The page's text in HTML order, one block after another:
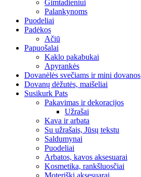
Gimtadieniui
Palankynoms
Puodeliai
Padėkos
Ačiū
Papuošalai
Kaklo pakabukai
Apyrankės
Dovanėlės svečiams ir mini dovanos
Dovanų dėžutės, maišeliai
Susikurk Pats
Pakavimas ir dekoracijos
Užrašai
Kava ir arbata
Su užrašais, Jūsų tekstu
Saldumynai
Puodeliai
Arbatos, kavos aksesuarai
Kosmetika, rankšluosčiai